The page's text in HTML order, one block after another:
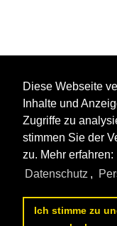
Diese Webseite
Inhalte und
Zugriffe zu
stimmen Sie der
zu. Mehr erfahren:
Datenschutz ,
Ich stimme zu